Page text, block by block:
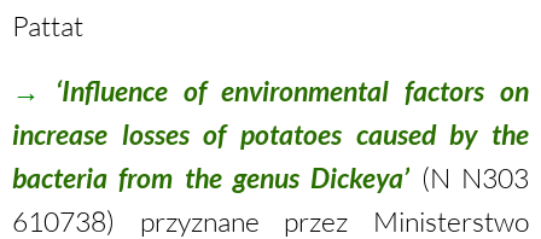
Pattat
→
‘Influence of environmental factors on
increase losses of potatoes caused by the
bacteria from the genus Dickeya’ (N N303
610738) przyznane przez Ministerstwo